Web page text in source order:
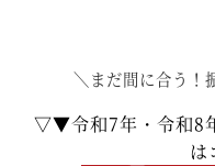
＼まだ間に合う！
▽▼令和7年・令和8